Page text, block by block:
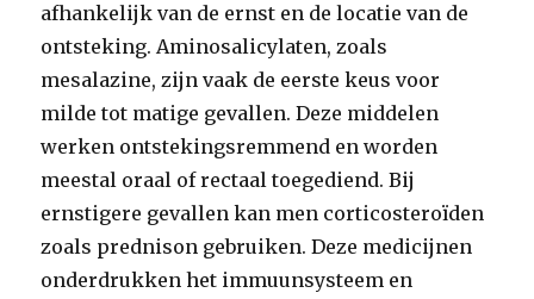
afhankelijk van de ernst en de locatie van de
ontsteking. Aminosalicylaten, zoals
mesalazine, zijn vaak de eerste keus voor
milde tot matige gevallen. Deze middelen
werken ontstekingsremmend en worden
meestal oraal of rectaal toegediend. Bij
ernstigere gevallen kan men corticosteroïden
zoals prednison gebruiken. Deze medicijnen
onderdrukken het immuunsysteem en